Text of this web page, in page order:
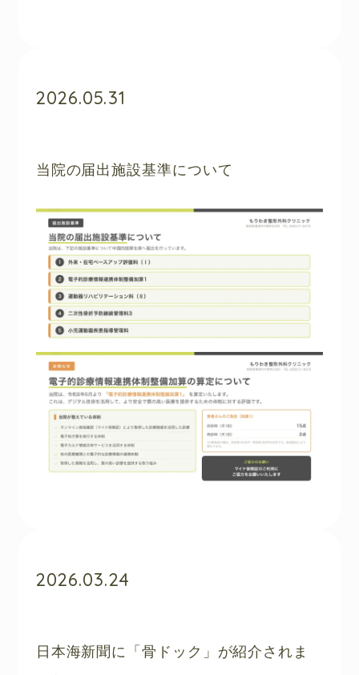
2026.05.31
当院の届出施設基準について
2026.03.24
日本海新聞に「骨ドック」が紹介されま